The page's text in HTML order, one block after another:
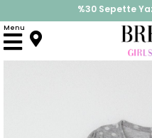
İndirimlere ek %10
Menu
Anasayfa Elbise